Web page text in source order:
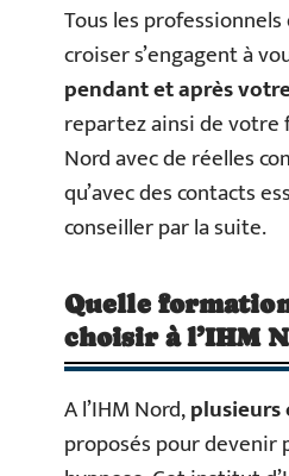
Tous les
croiser s’engagent à
pendant et après
repartez ainsi de votre
Nord avec de réelles
qu’avec des contacts
conseiller par la suite.
Quelle
choisir à l’IHM
A l’IHM Nord,plusieurs
proposés pour devenir